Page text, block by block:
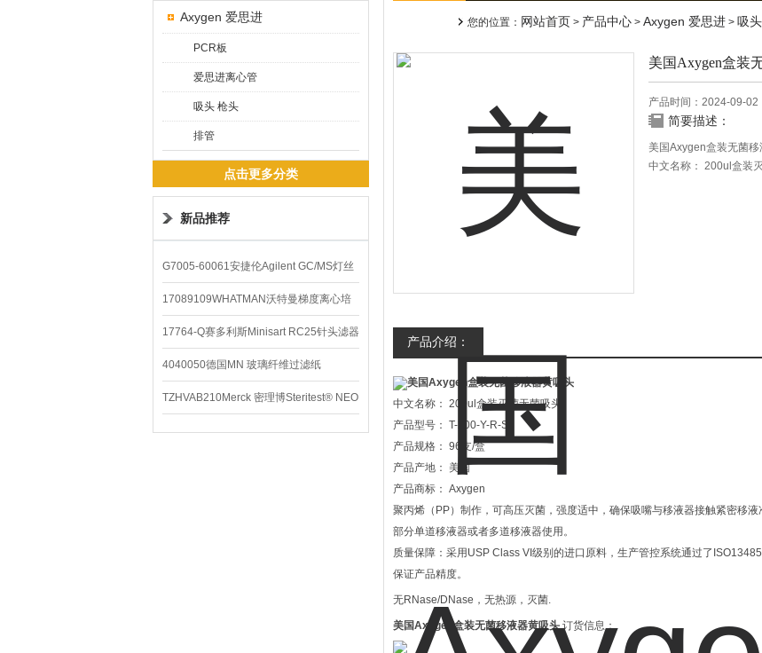
Axygen 爱思进
PCR板
爱思进离心管
吸头 枪头
排管
点击更多分类
新品推荐
G7005-60061安捷伦Agilent GC/MS灯丝
配件
17089109WHATMAN沃特曼梯度离心培
养基
17764-Q赛多利斯Minisart RC25针头滤器
4040050德国MN 玻璃纤维过滤纸
TZHVAB210Merck 密理博Steritest® NEO
设备
您的位置： 网站首页 > 产品中心 > Axygen 爱思进 > 吸
美国Axygen盒装
产品时间：2024-09-02
简要描述：
美国Axygen盒装无菌移
中文名称： 200ul盒装
产品介绍：
美国Axygen盒装无菌移液器黄吸头
中文名称： 200ul盒装灭菌无菌吸头
产品型号： T-200-Y-R-S
产品规格： 96支/盒
产品产地： 美国
产品商标： Axygen
聚丙烯（PP）制作，可高压灭菌，强度适中，确保吸嘴与移液器接触紧密移
部分单道移液器或者多道移液器使用。
质量保障：采用USP Class VI级别的进口原料，生产管控系统通过了
保证产品精度。
无RNase/DNase，无热源，灭菌.
美国Axygen盒装无菌移液器黄吸头 订货信息：